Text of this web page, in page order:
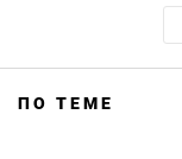
ПО ТЕМЕ